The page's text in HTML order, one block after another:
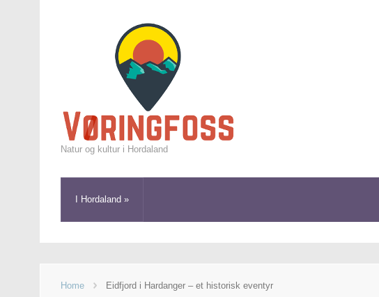
Natur og kultur i Hordaland
I Hordaland »
Home Eidfjord i Hardanger – et historisk eventyr